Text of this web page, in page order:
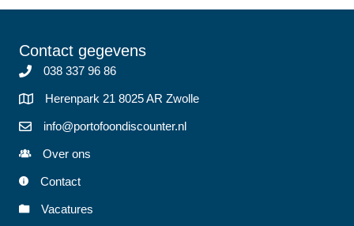
Contact gegevens
038 337 96 86
Herenpark 21 8025 AR Zwolle
info@portofoondiscounter.nl
Over ons
Contact
Vacatures